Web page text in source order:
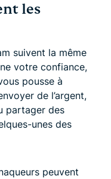
les
suivent la même
votre confiance,
pousse à
de l’argent,
partager des
unes des
peuvent